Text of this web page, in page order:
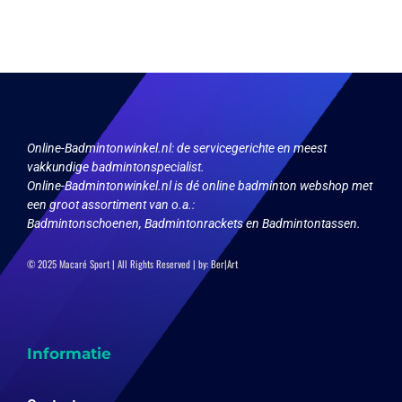
worden
productpagina
Online-Badmintonwinkel.nl:de servicegerichte en meest
vakkundige badmintonspecialist.
Online-Badmintonwinkel.nl is dé online badminton webshop met
een groot assortiment van o.a.:
Badmintonschoenen, Badmintonrackets en Badmintontassen.
© 2025 Macaré Sport | All Rights Reserved | by:Ber|Art
Informatie